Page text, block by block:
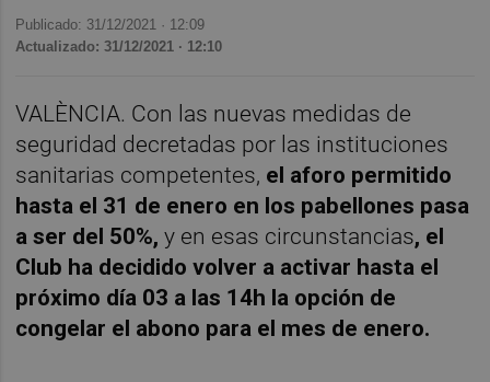
Publicado: 31/12/2021 · 12:09
Actualizado: 31/12/2021 · 12:10
VALÈNCIA. Con las nuevas medidas de
seguridad decretadas por las instituciones
sanitarias competentes, el aforo permitido
hasta el 31 de enero en los pabellones pasa
a ser del 50%,y en esas circunstancias, el
Club ha decidido volver a activar hasta el
próximo día 03 a las 14h la opción de
congelar el abono para el mes de enero.